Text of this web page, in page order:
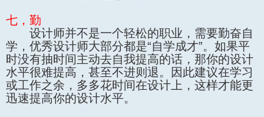
七，勤
设计师并不是一个轻松的职业，需要勤奋自
学，优秀设计师大部分都是“自学成才”。如果平
时没有抽时间主动去自我提高的话，那你的设计
水平很难提高，甚至不进则退。因此建议在学习
或工作之余，多多花时间在设计上，这样才能更
迅速提高你的设计水平。